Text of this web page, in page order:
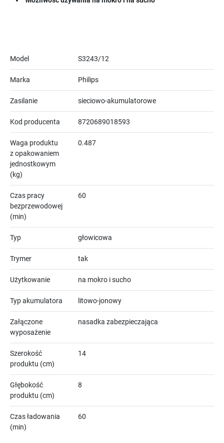
Model S3243/12
Marka Philips
Zasilanie sieciowo-akumulatorowe
Kod producenta 8720689018593
Waga produktu
z opakowaniem
jednostkowym
(kg)
0.487
Czas pracy
bezprzewodowej
(min)
60
Typ głowicowa
Trymer tak
Użytkowanie na mokro i sucho
Typ akumulatora litowo-jonowy
Załączone
wyposażenie
nasadka zabezpieczająca
Szerokość
produktu (cm)
14
Głębokość
produktu (cm)
8
Czas ładowania
(min)
60